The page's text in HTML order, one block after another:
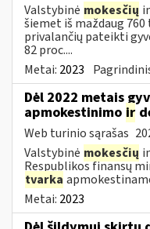
Valstybinė mokesčių
šiemet iš maždaug
privalančių pateikti
82 proc....
Metai: 2023
Dėl 2022 metais
apmokestinimo ir
Web turinio sąrašas
Valstybinė mokesčių
Respublikos finansų
tvarka
Metai: 2023